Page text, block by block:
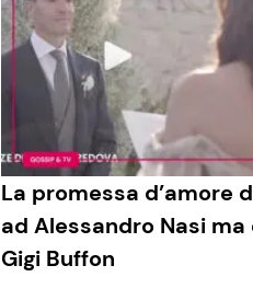
La promessa d’amore
ad Alessandro Nasi
Gigi Buffon